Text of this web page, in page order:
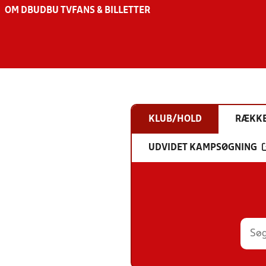
OM DBU DBU TV FANS & BILLETTER
KLUB/HOLD
UDVIDET KAMPSØGNING